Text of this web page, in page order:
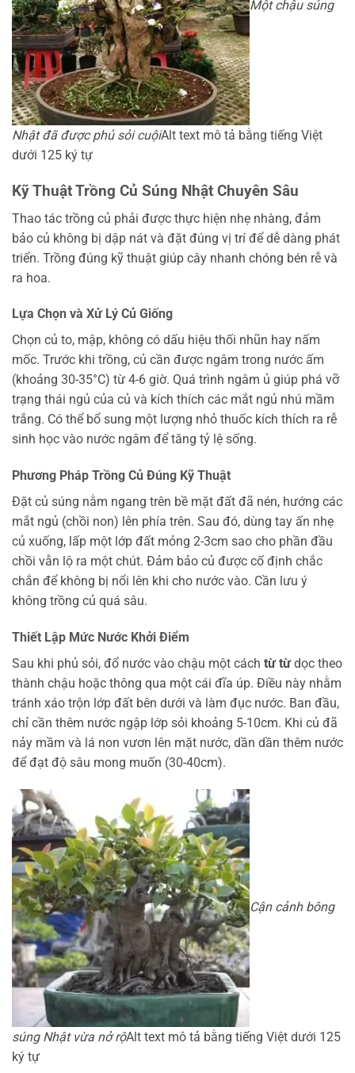
Một chậu súng
Nhật đã được phủ sỏi cuộiAlt text mô tả bằng tiếng Việt
dưới 125 ký tự
Kỹ Thuật Trồng Củ Súng Nhật Chuyên Sâu
Thao tác trồng củ phải được thực hiện nhẹ nhàng, đảm
bảo củ không bị dập nát và đặt đúng vị trí để dễ dàng phát
triển. Trồng đúng kỹ thuật giúp cây nhanh chóng bén rễ và
ra hoa.
Lựa Chọn và Xử Lý Củ Giống
Chọn củ to, mập, không có dấu hiệu thối nhũn hay nấm
mốc. Trước khi trồng, củ cần được ngâm trong nước ấm
(khoảng 30-35°C) từ 4-6 giờ. Quá trình ngâm ủ giúp phá vỡ
trạng thái ngủ của củ và kích thích các mắt ngủ nhú mầm
trắng. Có thể bổ sung một lượng nhỏ thuốc kích thích ra rễ
sinh học vào nước ngâm để tăng tỷ lệ sống.
Phương Pháp Trồng Củ Đúng Kỹ Thuật
Đặt củ súng nằm ngang trên bề mặt đất đã nén, hướng các
mắt ngủ (chồi non) lên phía trên. Sau đó, dùng tay ấn nhẹ
củ xuống, lấp một lớp đất mỏng 2-3cm sao cho phần đầu
chồi vẫn lộ ra một chút. Đảm bảo củ được cố định chắc
chắn để không bị nổi lên khi cho nước vào. Cần lưu ý
không trồng củ quá sâu.
Thiết Lập Mức Nước Khởi Điểm
Sau khi phủ sỏi, đổ nước vào chậu một cách từ từdọc theo
thành chậu hoặc thông qua một cái đĩa úp. Điều này nhằm
tránh xáo trộn lớp đất bên dưới và làm đục nước. Ban đầu,
chỉ cần thêm nước ngập lớp sỏi khoảng 5-10cm. Khi củ đã
nảy mầm và lá non vươn lên mặt nước, dần dần thêm nước
để đạt độ sâu mong muốn (30-40cm).
Cận cảnh bông
súng Nhật vừa nở rộAlt text mô tả bằng tiếng Việt dưới 125
ký tự